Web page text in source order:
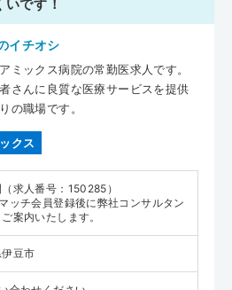
です！
イチオシ
ミックス病院の常勤医求人です。
さんに良質な医療サービスを提供
の職場です。
クス
求人番号：150285）
ッチ会員登録後に弊社コンサルタン
ご案内いたします。
豆市